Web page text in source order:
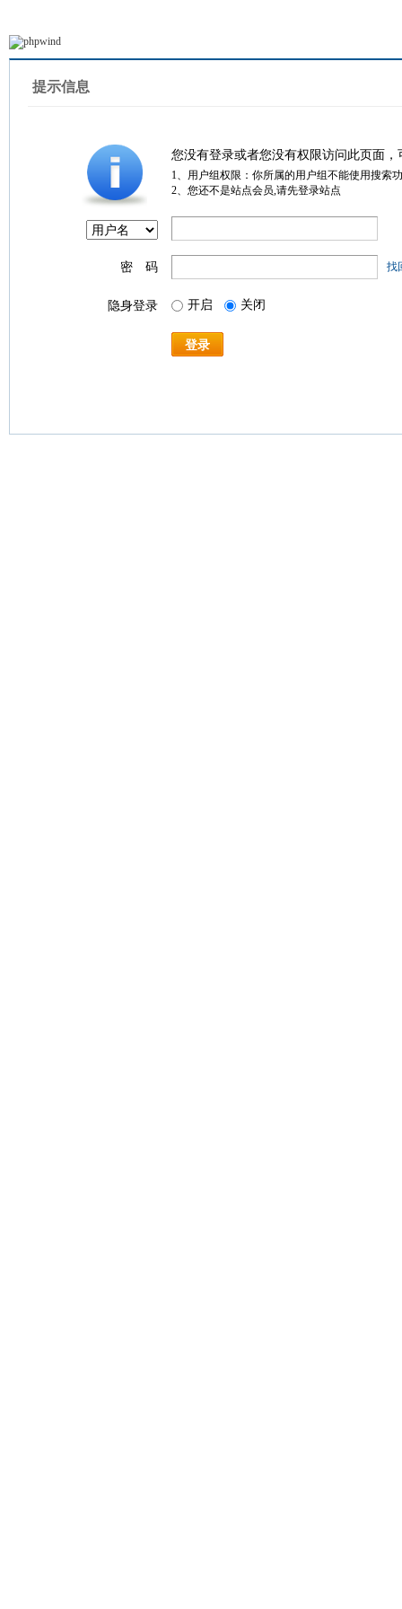
提示信息
您没有登录或者您没有权限访问此页面
1、用户组权限：你所属的用户组不能使用搜索
2、您还不是站点会员,请先登录站点
密 码 找
隐身登录 开启 关闭
登录